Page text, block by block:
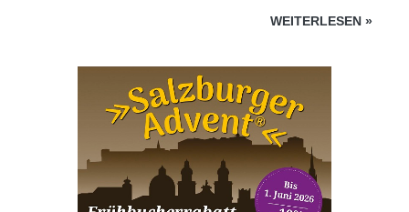
WEITERLESEN »